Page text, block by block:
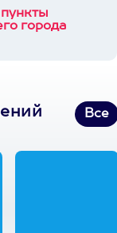
города
Все